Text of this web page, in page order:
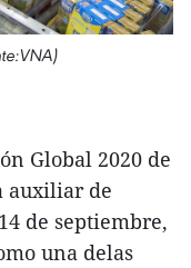
Global 2020 de
auxiliar de
de septiembre,
una delas